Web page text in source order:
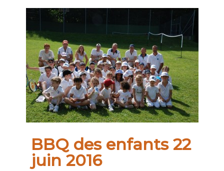
BBQ des enfants 22
juin 2016